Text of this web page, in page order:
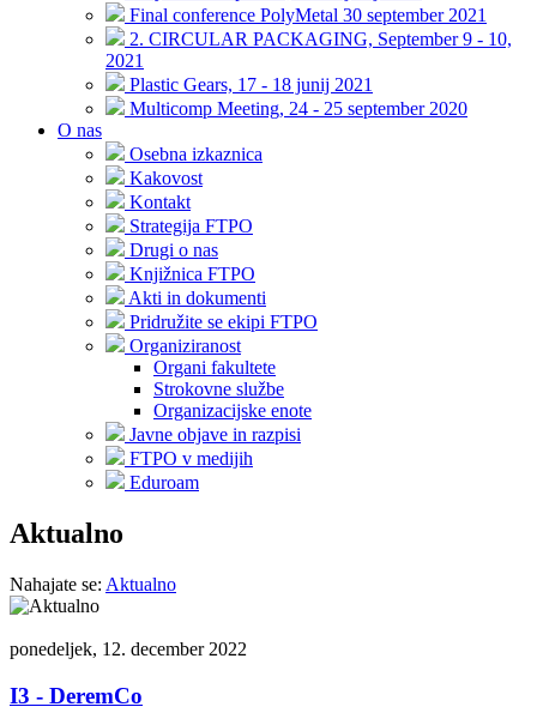
Final conference PolyMetal 30 september 2021
2. CIRCULAR PACKAGING, September 9 - 10,
2021
Plastic Gears, 17 - 18 junij 2021
Multicomp Meeting, 24 - 25 september 2020
O nas
Osebna izkaznica
Kakovost
Kontakt
Strategija FTPO
Drugi o nas
Knjižnica FTPO
Akti in dokumenti
Pridružite se ekipi FTPO
Organiziranost
Organi fakultete
Strokovne službe
Organizacijske enote
Javne objave in razpisi
FTPO v medijih
Eduroam
Aktualno
Nahajate se: Aktualno
ponedeljek, 12. december 2022
I3 - DeremCo